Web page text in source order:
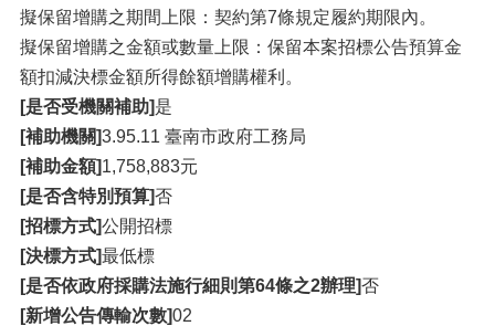
擬保留增購之期間上限：契約第7條規定履約期限內。
擬保留增購之金額或數量上限：保留本案招標公告預算金
額扣減決標金額所得餘額增購權利。
[是否受機關補助]是
[補助機關]3.95.11 臺南市政府工務局
[補助金額]1,758,883元
[是否含特別預算]否
[招標方式]公開招標
[決標方式]最低標
[是否依政府採購法施行細則第64條之2辦理]否
[新增公告傳輸次數]02